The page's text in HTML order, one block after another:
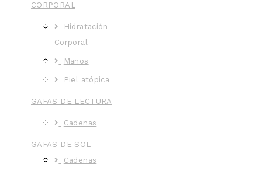
CORPORAL
Hidratación
Corporal
Manos
Piel atópica
GAFAS DE LECTURA
Cadenas
GAFAS DE SOL
Cadenas